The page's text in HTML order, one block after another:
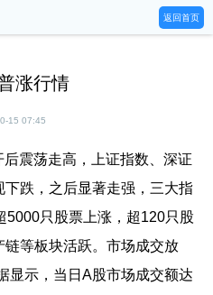
返回首页
涨行情
15 07:45
震荡走高，上证指数、深证
跌，之后显著走强，三大指
5000只股票上涨，超120只股
等板块活跃。市场成交放
显示，当日A股市场成交额达